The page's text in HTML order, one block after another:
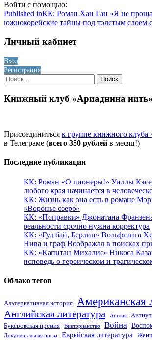
Войти с помощью:
Навигация
по
записям
Published inКК: Роман Хан Ган «Я не
южнокорейские тайны под толстым слоем
Личный кабинет
Вход
Регистрация
Найти:
Книжный клуб «Ариаднина нить»
Присоединиться к группе книжного клуба
в Телеграме (всего 350 рублей в месяц!)
Последние публикации
КК: Роман «О пионеры!» Уиллы
любого края начинается в
КК: Жизнь как она есть в романе
«Воронье озеро»
КК: «Поправки» Джонатана
реальности срочно нужна корректура
КК: «Гуд бай, Берлин» Вольфганга
Нива и граф Воображал в поисках
КК: «Капитан Михалис» Никоса
исповедь о героическом и
Облако тегов
Альтернативная история Американская
Английская литература Англия
Букеровская премия
Викторианство Война
Документальная проза Еврейская литература